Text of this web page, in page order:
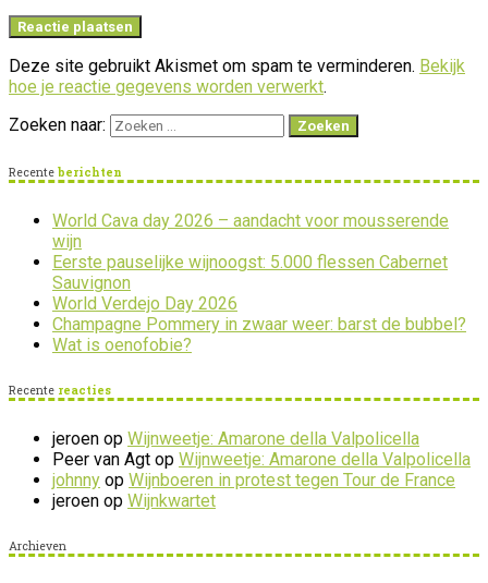
Deze site gebruikt Akismet om spam te verminderen. Bekijk
hoe je reactie gegevens worden verwerkt.
Zoeken naar:
Recente berichten
World Cava day 2026 – aandacht voor mousserende
wijn
Eerste pauselijke wijnoogst: 5.000 flessen Cabernet
Sauvignon
World Verdejo Day 2026
Champagne Pommery in zwaar weer: barst de bubbel?
Wat is oenofobie?
Recente reacties
jeroen op Wijnweetje: Amarone della Valpolicella
Peer van Agt op Wijnweetje: Amarone della Valpolicella
johnny op Wijnboeren in protest tegen Tour de France
jeroen op Wijnkwartet
Archieven